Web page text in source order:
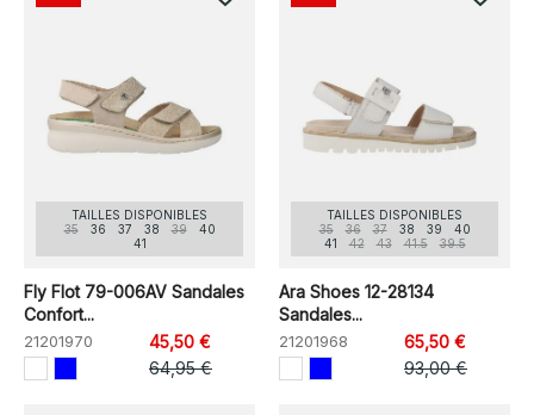
TAILLES DISPONIBLES
35
36 37 38 39
40
41
Fly Flot 79-006AV Sandales
Confort...
21201970
45,50 €
64,95 €
TAILLES DISPONIBLES
35
36 37 38 39
40
41
42 43 41.5 39.5
Ara Shoes 12-28134
Sandales...
21201968
65,50 €
93,00 €